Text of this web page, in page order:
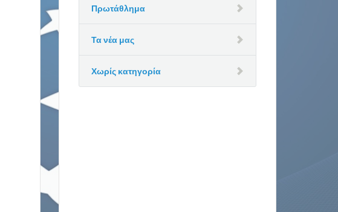
Πρωτάθλημα
Τα νέα μας
Χωρίς κατηγορία